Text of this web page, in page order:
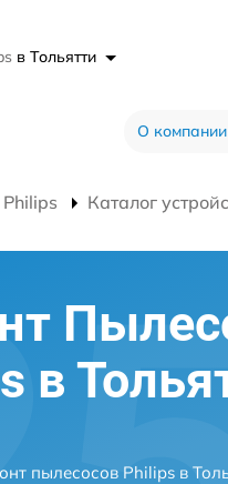
в Тольятти
О компании
Каталог
в
пылесосов Philips в